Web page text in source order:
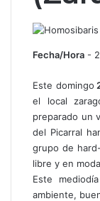
Fecha/Hora -
Este domingo
el local
preparado un
del Picarral
grupo de
libre y en
Este
ambiente,